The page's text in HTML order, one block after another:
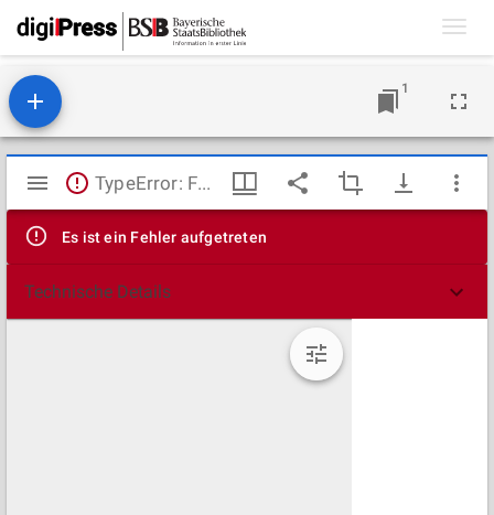
1
Mirador
Viewer
TypeError: Failed to fetch
Es ist ein Fehler aufgetreten
Technische Details